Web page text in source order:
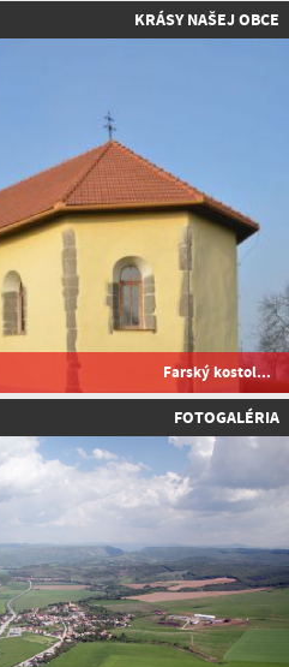
KRÁSY NAŠEJ OBCE
Farský kostol...
FOTOGALÉRIA